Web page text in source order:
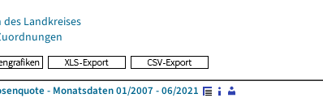
Landkreises
- Monatsdaten 01/2007 - 06/2021